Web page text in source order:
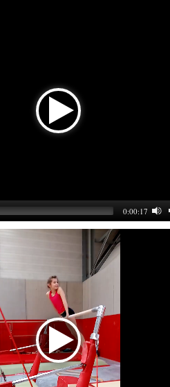
0:00:17